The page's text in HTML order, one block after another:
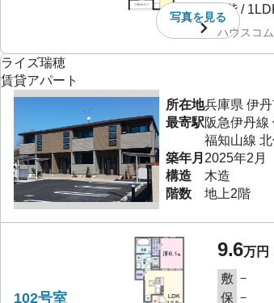
写真を見る
2階 /
ハウスコ
ライズ瑞穂
賃貸アパート
所在地兵庫県 伊
最寄駅阪急伊丹線
福知山線 北
築年月 2025年2月
構造
木造
階数
地上2階
102号室
9.6万円
敷 －
保 －